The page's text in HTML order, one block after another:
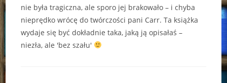
nie była tragiczna, ale sporo jej brakowało – i chyba
nieprędko wrócę do twórczości pani Carr. Ta książka
wydaje się być dokładnie taka, jaką ją opisałaś –
niezła, ale 'bez szału'